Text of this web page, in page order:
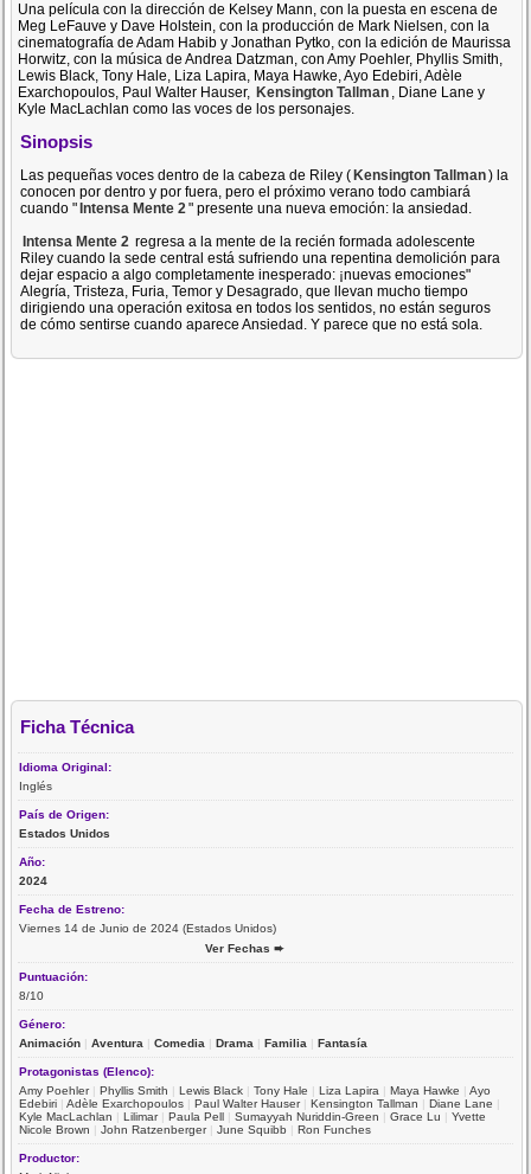
Una película con la dirección de Kelsey Mann, con la puesta en escena de
Meg LeFauve y Dave Holstein, con la producción de Mark Nielsen, con la
cinematografía de Adam Habib y Jonathan Pytko, con la edición de Maurissa
Horwitz, con la música de Andrea Datzman, con Amy Poehler, Phyllis Smith,
Lewis Black, Tony Hale, Liza Lapira, Maya Hawke, Ayo Edebiri, Adèle
Exarchopoulos, Paul Walter Hauser, Kensington Tallman , Diane Lane y
Kyle MacLachlan como las voces de los personajes.
Sinopsis
Las pequeñas voces dentro de la cabeza de Riley (Kensington Tallman) la
conocen por dentro y por fuera, pero el próximo verano todo cambiará
cuando "Intensa Mente 2" presente una nueva emoción: la ansiedad.
Intensa Mente 2 regresa a la mente de la recién formada adolescente
Riley cuando la sede central está sufriendo una repentina demolición para
dejar espacio a algo completamente inesperado: ¡nuevas emociones"
Alegría, Tristeza, Furia, Temor y Desagrado, que llevan mucho tiempo
dirigiendo una operación exitosa en todos los sentidos, no están seguros
de cómo sentirse cuando aparece Ansiedad. Y parece que no está sola.
Ficha Técnica
Idioma Original:
Inglés
País de Origen:
Estados Unidos
Año:
2024
Fecha de Estreno:
Viernes 14 de Junio de 2024 (Estados Unidos)
Ver Fechas ➨
Puntuación:
8/10
Género:
Animación |Aventura |Comedia |Drama |Familia |Fantasía
Protagonistas (Elenco):
Amy Poehler|Phyllis Smith |Lewis Black |Tony Hale |Liza Lapira |Maya Hawke |Ayo
Edebiri |Adèle Exarchopoulos |Paul Walter Hauser|Kensington Tallman |Diane Lane |
Kyle MacLachlan |Lilimar|Paula Pell |Sumayyah Nuriddin-Green |Grace Lu |Yvette
Nicole Brown |John Ratzenberger|June Squibb |Ron Funches
Productor: